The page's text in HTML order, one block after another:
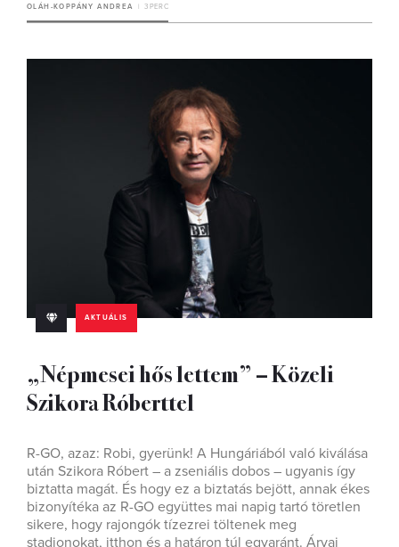
OLÁH-KOPPÁNY ANDREA 3 PERC
AKTUÁLIS
„Népmesei hős lettem” – Közeli
Szikora Róberttel
R-GO, azaz: Robi, gyerünk! A Hungáriából való kiválása
után Szikora Róbert – a zseniális dobos – ugyanis így
biztatta magát. És hogy ez a biztatás bejött, annak ékes
bizonyítéka az R-GO együttes mai napig tartó töretlen
sikere, hogy rajongók tízezrei töltenek meg
stadionokat, itthon és a határon túl egyaránt. Árvai